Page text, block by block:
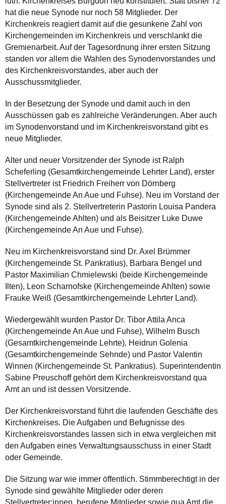
hat die neue Synode nur noch 58 Mitglieder. Der
Kirchenkreis reagiert damit auf die gesunkene Zahl von
Kirchengemeinden im Kirchenkreis und verschlankt die
Gremienarbeit. Auf der Tagesordnung ihrer ersten Sitzung
standen vor allem die Wahlen des Synodenvorstandes und
des Kirchenkreisvorstandes, aber auch der
Ausschussmitglieder.
In der Besetzung der Synode und damit auch in den
Ausschüssen gab es zahlreiche Veränderungen. Aber auch
im Synodenvorstand und im Kirchenkreisvorstand gibt es
neue Mitglieder.
Alter und neuer Vorsitzender der Synode ist Ralph
Scheferling (Gesamtkirchengemeinde Lehrter Land), erster
Stellvertreter ist Friedrich Freiherr von Dörnberg
(Kirchengemeinde An Aue und Fuhse). Neu im Vorstand der
Synode sind als 2. Stellvertreterin Pastorin Louisa Pandera
(Kirchengemeinde Ahlten) und als Beisitzer Luke Duwe
(Kirchengemeinde An Aue und Fuhse).
Neu im Kirchenkreisvorstand sind Dr. Axel Brümmer
(Kirchengemeinde St. Pankratius), Barbara Bengel und
Pastor Maximilian Chmielewski (beide Kirchengemeinde
Ilten), Leon Scharnofske (Kirchengemeinde Ahlten) sowie
Frauke Weiß (Gesamtkirchengemeinde Lehrter Land).
Wiedergewählt wurden Pastor Dr. Tibor Attila Anca
(Kirchengemeinde An Aue und Fuhse), Wilhelm Busch
(Gesamtkirchengemeinde Lehrte), Heidrun Golenia
(Gesamtkirchengemeinde Sehnde) und Pastor Valentin
Winnen (Kirchengemeinde St. Pankratius). Superintendentin
Sabine Preuschoff gehört dem Kirchenkreisvorstand qua
Amt an und ist dessen Vorsitzende.
Der Kirchenkreisvorstand führt die laufenden Geschäfte des
Kirchenkreises. Die Aufgaben und Befugnisse des
Kirchenkreisvorstandes lassen sich in etwa vergleichen mit
den Aufgaben eines Verwaltungsausschuss in einer Stadt
oder Gemeinde.
Die Sitzung war wie immer öffentlich. Stimmberechtigt in der
Synode sind gewählte Mitglieder oder deren